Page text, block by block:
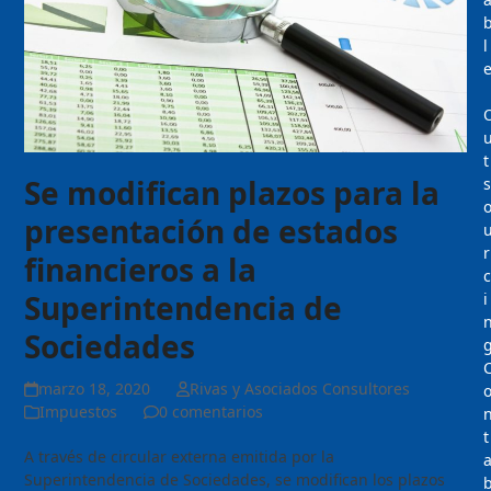
Se modifican plazos para la
presentación de estados
financieros a la
Superintendencia de
Sociedades
marzo 18, 2020
Rivas y Asociados Consultores
Impuestos
0 comentarios
A través de circular externa emitida por la
Superintendencia de Sociedades, se modifican los plazos
l
e
t
s
o
r
c
i
o
t
a